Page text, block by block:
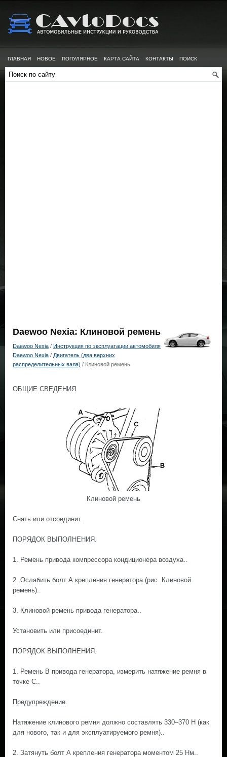
ГЛАВНАЯ НОВОЕ ПОПУЛЯРНОЕ КАРТА САЙТА КОНТАКТЫ ПОИСК
Daewoo Nexia: Клиновой ремень
Daewoo Nexia / Инструкция по эксплуатации автомобиля
Daewoo Nexia / Двигатель (два верхних
распределительных вала) / Клиновой ремень
ОБЩИЕ СВЕДЕНИЯ
Клиновой ремень
Снять или отсоединит.
ПОРЯДОК ВЫПОЛНЕНИЯ.
1. Ремень привода компрессора кондиционера воздуха..
2. Ослабить болт А крепления генератора (рис. Клиновой
ремень)..
3. Клиновой ремень привода генератора..
Установить или присоединит.
ПОРЯДОК ВЫПОЛНЕНИЯ.
1. Ремень В привода генератора, измерить натяжение ремня в
точке С..
Предупреждение.
Натяжение клинового ремня должно составлять 330–370 Н (как
для нового, так и для эксплуатируемого ремня)..
2. Затянуть болт А крепления генератора моментом 25 Hм..